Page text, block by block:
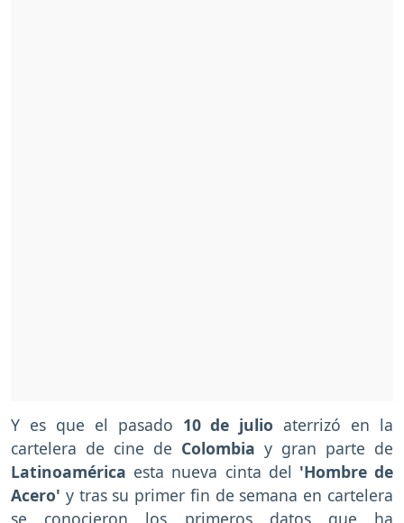
Y es que el pasado 10 de julio aterrizó en la
cartelera de cine de Colombia y gran parte de
Latinoamérica esta nueva cinta del 'Hombre de
Acero' y tras su primer fin de semana en cartelera
se conocieron los primeros datos que ha